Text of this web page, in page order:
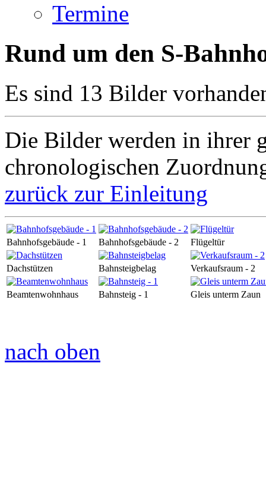
Termine
Rund um den S-
Es sind 13 Bilder
Die Bilder werden in ihrer
chronologischen
zurück zur Einleitung
Bahnhofsgebäude - 1 Bahnhofsgebäude - 2 Flügeltür
Dachstützen Bahnsteigbelag Verkaufsraum - 2
Beamtenwohnhaus Bahnsteig - 1 Gleis unterm Zaun
nach oben